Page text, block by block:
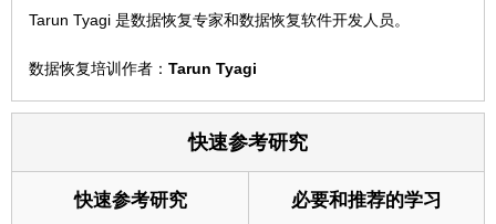
Tarun Tyagi 是数据恢复专家和数据恢复软件开发人员。
数据恢复培训作者： Tarun Tyagi
快速参考研究
快速参考研究 必要和推荐的学习